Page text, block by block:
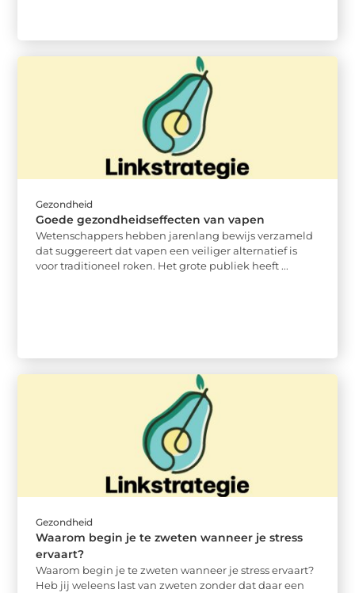
Gezondheid
Goede gezondheidseffecten van vapen
Wetenschappers hebben jarenlang bewijs verzameld
dat suggereert dat vapen een veiliger alternatief is
voor traditioneel roken. Het grote publiek heeft ...
Gezondheid
Waarom begin je te zweten wanneer je stress
ervaart?
Waarom begin je te zweten wanneer je stress ervaart?
Heb jij weleens last van zweten zonder dat daar een